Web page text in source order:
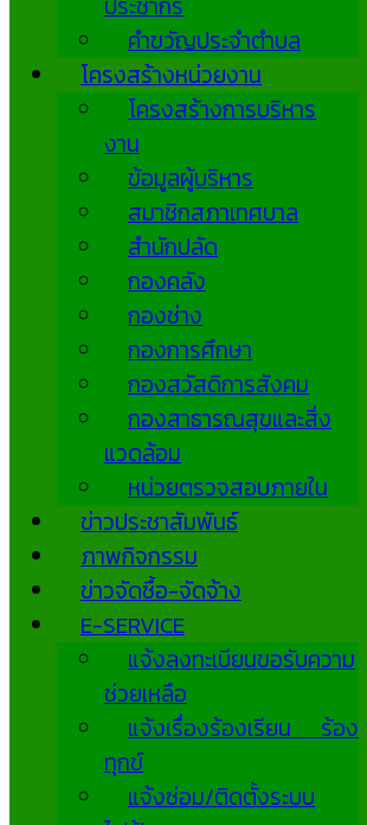
คำขวัญประจำตำบล
โครงสร้างหน่วยงาน
โครงสร้างการบริหาร
งาน
ข้อมูลผู้บริหาร
สมาชิกสภาเทศบาล
สำนักปลัด
กองคลัง
กองช่าง
กองการศึกษา
กองสวัสดิการสังคม
กองสาธารณสุขและสิ่ง
แวดล้อม
หน่วยตรวจสอบภายใน
ข่าวประชาสัมพันธ์
ภาพกิจกรรม
ข่าวจัดซื้อ-จัดจ้าง
E-SERVICE
แจ้งลงทะเบียนขอรับความ
ช่วยเหลือ
แจ้งเรื่องร้องเรียน ร้อง
ทุกข์
แจ้งซ่อม/ติดตั้งระบบ